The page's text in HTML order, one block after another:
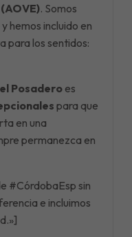
. Somos
hemos incluido en
para los sentidos:
Posaderoes
para que
en una
permanezca en
#CórdobaEsp sin
e incluimos